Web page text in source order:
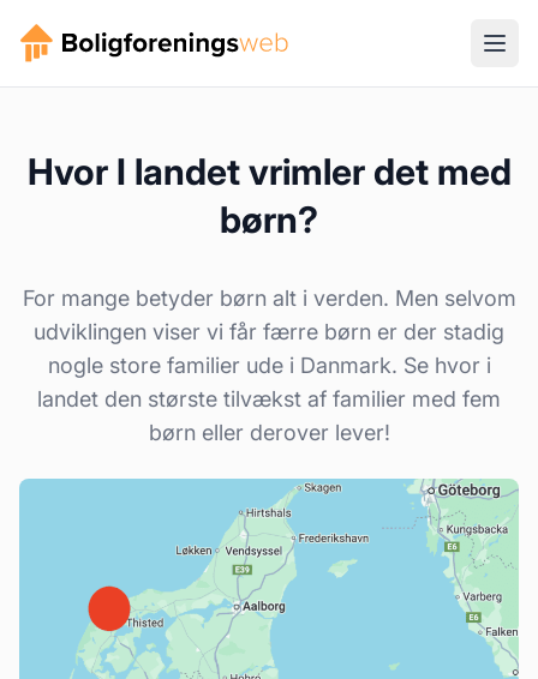
Hvor I landet vrimler det med
børn?
For mange betyder børn alt i verden. Men selvom
udviklingen viser vi får færre børn er der stadig
nogle store familier ude i Danmark. Se hvor i
landet den største tilvækst af familier med fem
børn eller derover lever!